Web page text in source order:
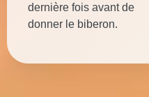
dernière fois avant de
donner le biberon.